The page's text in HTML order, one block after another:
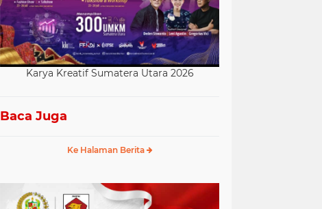
Karya Kreatif Sumatera Utara 2026
Baca Juga
Ke Halaman Berita